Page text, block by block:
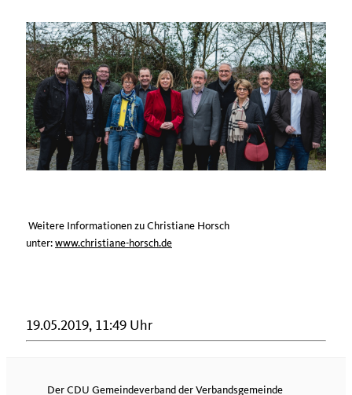
Weitere Informationen zu Christiane Horsch
unter:www.christiane-horsch.de
19.05.2019, 11:49 Uhr
Der CDU Gemeindeverband der Verbandsgemeinde